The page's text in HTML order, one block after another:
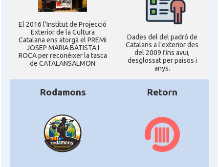
El 2016 l'Institut de Projecció
Exterior de la Cultura
Catalana ens atorgà el PREMI
JOSEP MARIA BATISTA I
ROCA per reconéixer la tasca
de CATALANSALMON
Dades del del padró de
Catalans a l'exterior des
del 2009 fins avui,
desglossat per paisos i
anys.
Rodamons Retorn